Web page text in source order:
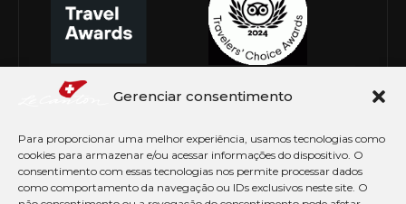
Gerenciar consentimento
Para proporcionar uma melhor experiência, usamos tecnologias como
cookies para armazenar e/ou acessar informações do dispositivo. O
consentimento com essas tecnologias nos permite processar dados
como comportamento da navegação ou IDs exclusivos neste site. O